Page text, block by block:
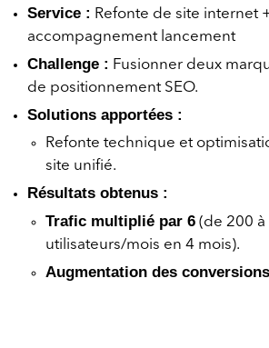
Service : Refonte de site internet
accompagnement lancement
Challenge : Fusionner deux
de positionnement SEO.
Solutions apportées :
Refonte technique et
site unifié.
Résultats obtenus :
Trafic multiplié par 6 (de 200 à
utilisateurs/mois en 4 mois).
Augmentation des